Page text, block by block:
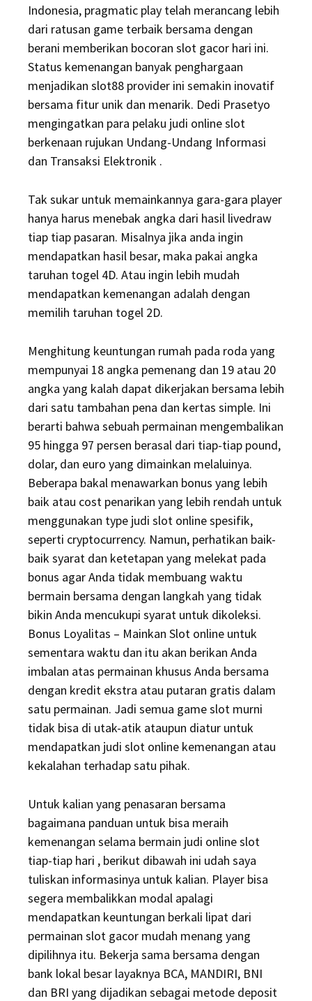
Indonesia, pragmatic play telah merancang lebih
dari ratusan game terbaik bersama dengan
berani memberikan bocoran slot gacor hari ini.
Status kemenangan banyak penghargaan
menjadikan slot88 provider ini semakin inovatif
bersama fitur unik dan menarik. Dedi Prasetyo
mengingatkan para pelaku judi online slot
berkenaan rujukan Undang-Undang Informasi
dan Transaksi Elektronik .
Tak sukar untuk memainkannya gara-gara player
hanya harus menebak angka dari hasil livedraw
tiap tiap pasaran. Misalnya jika anda ingin
mendapatkan hasil besar, maka pakai angka
taruhan togel 4D. Atau ingin lebih mudah
mendapatkan kemenangan adalah dengan
memilih taruhan togel 2D.
Menghitung keuntungan rumah pada roda yang
mempunyai 18 angka pemenang dan 19 atau 20
angka yang kalah dapat dikerjakan bersama lebih
dari satu tambahan pena dan kertas simple. Ini
berarti bahwa sebuah permainan mengembalikan
95 hingga 97 persen berasal dari tiap-tiap pound,
dolar, dan euro yang dimainkan melaluinya.
Beberapa bakal menawarkan bonus yang lebih
baik atau cost penarikan yang lebih rendah untuk
menggunakan type judi slot online spesifik,
seperti cryptocurrency. Namun, perhatikan baik-
baik syarat dan ketetapan yang melekat pada
bonus agar Anda tidak membuang waktu
bermain bersama dengan langkah yang tidak
bikin Anda mencukupi syarat untuk dikoleksi.
Bonus Loyalitas – Mainkan Slot online untuk
sementara waktu dan itu akan berikan Anda
imbalan atas permainan khusus Anda bersama
dengan kredit ekstra atau putaran gratis dalam
satu permainan. Jadi semua game slot murni
tidak bisa di utak-atik ataupun diatur untuk
mendapatkan judi slot online kemenangan atau
kekalahan terhadap satu pihak.
Untuk kalian yang penasaran bersama
bagaimana panduan untuk bisa meraih
kemenangan selama bermain judi online slot
tiap-tiap hari , berikut dibawah ini udah saya
tuliskan informasinya untuk kalian. Player bisa
segera membalikkan modal apalagi
mendapatkan keuntungan berkali lipat dari
permainan slot gacor mudah menang yang
dipilihnya itu. Bekerja sama bersama dengan
bank lokal besar layaknya BCA, MANDIRI, BNI
dan BRI yang dijadikan sebagai metode deposit